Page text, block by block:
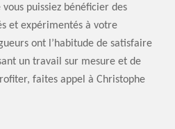
puissiez bénéficier des
et expérimentés à votre
ont l’habitude de satisfaire
un travail sur mesure et de
faites appel à Christophe